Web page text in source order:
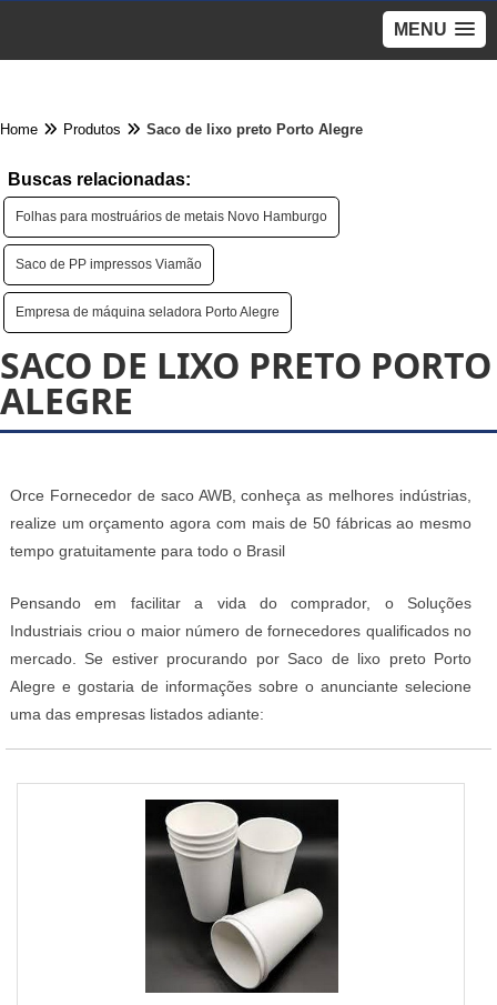
MENU
Home Produtos Saco de lixo preto Porto Alegre
Buscas relacionadas:
Folhas para mostruários de metais Novo Hamburgo
Saco de PP impressos Viamão
Empresa de máquina seladora Porto Alegre
SACO DE LIXO PRETO PORTO
ALEGRE
Orce Fornecedor de saco AWB, conheça as melhores indústrias,
realize um orçamento agora com mais de 50 fábricas ao mesmo
tempo gratuitamente para todo o Brasil
Pensando em facilitar a vida do comprador, o Soluções
Industriais criou o maior número de fornecedores qualificados no
mercado. Se estiver procurando por Saco de lixo preto Porto
Alegre e gostaria de informações sobre o anunciante selecione
uma das empresas listados adiante: